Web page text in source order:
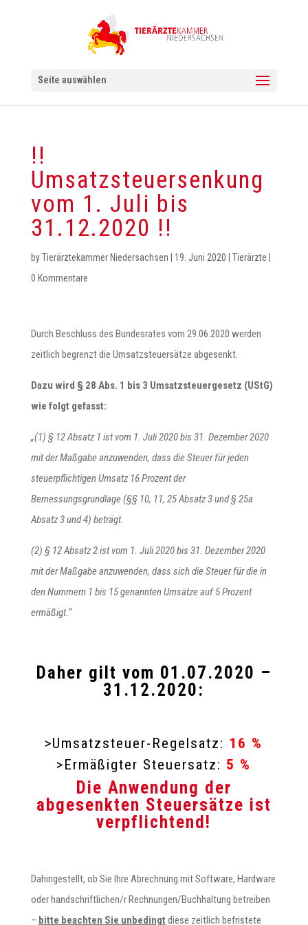
Seite auswählen
!!
Umsatzsteuersenkung
vom 1. Juli bis
31.12.2020 !!
byTierärztekammer Niedersachsen 19. Juni 2020 Tierärzte
0 Kommentare
Durch Beschluss des Bundesrates vom 29.06.2020 werden
zeitlich begrenzt die Umsatzsteuersätze abgesenkt.
Dazu wird § 28 Abs. 1 bis 3 Umsatzsteuergesetz (UStG)
wie folgt gefasst:
„(1) § 12 Absatz 1 ist vom 1. Juli 2020 bis 31. Dezember 2020
mit der Maßgabe anzuwenden, dass die Steuer für jeden
steuerpflichtigen Umsatz 16 Prozent der
Bemessungsgrundlage (§§ 10, 11, 25 Absatz 3 und § 25a
Absatz 3 und 4) beträgt.
(2) § 12 Absatz 2 ist vom 1. Juli 2020 bis 31. Dezember 2020
mit der Maßgabe anzuwenden, dass sich die Steuer für die in
den Nummern 1 bis 15 genannten Umsätze auf 5 Prozent
ermäßigt.“
Daher gilt vom 01.07.2020 –
31.12.2020:
>Umsatzsteuer-Regelsatz: 16 %
>Ermäßigter Steuersatz: 5 %
Die Anwendung der
abgesenkten Steuersätze ist
verpflichtend!
Dahingestellt, ob Sie Ihre Abrechnung mit Software, Hardware
oder handschriftlichen/r Rechnungen/Buchhaltung betreiben
– bitte beachten Sie unbedingt diese zeitlich befristete